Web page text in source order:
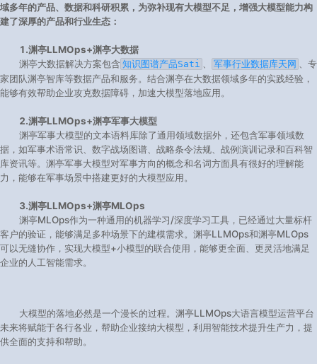
域多年的产品、数据和科研积累，为弥补现有大模型不足，增强大模型能力构
建了深厚的产品和行业生态：
1.渊亭LLMOps+渊亭大数据
渊亭大数据解决方案包含​ ​知识图谱产品Sati​ ​军事行业数据库天网​
​、专
家团队渊亭智库等数据产品和服务。结合渊亭在大数据领域多年的实践经验，
能够有效帮助企业攻克数据障碍，加速大模型落地应用。
2.渊亭LLMOps+渊亭军事大模型
渊亭军事大模型的文本语料库除了通用领域数据外，还包含军事领域数
据，如军事术语常识、数字战场图谱、战略条令法规、战例演训记录和百科智
库资讯等。渊亭军事大模型对军事方向的概念和名词方面具有很好的理解能
力，能够在军事场景中搭建更好的大模型应用。
3.渊亭LLMOps+渊亭MLOps
渊亭MLOps作为一种通用的机器学习/深度学习工具，已经通过大量标杆
客户的验证，能够满足多种场景下的建模需求。渊亭LLMOps和渊亭MLOps
可以无缝协作，实现大模型+小模型的联合使用，能够更全面、更灵活地满足
企业的人工智能需求。
大模型的落地必然是一个漫长的过程。渊亭LLMOps大语言模型运营平台
未来将赋能于各行各业，帮助企业接纳大模型，利用智能技术提升生产力，提
供全面的支持和帮助。